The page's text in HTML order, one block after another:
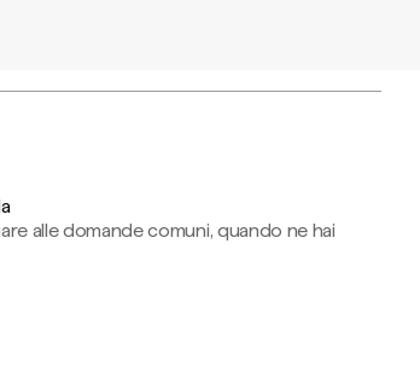
alle domande comuni, quando ne hai